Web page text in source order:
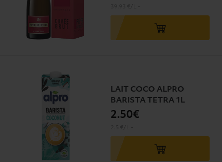
LAIT COCO ALPRO
BARISTA TETRA 1L
2.50€